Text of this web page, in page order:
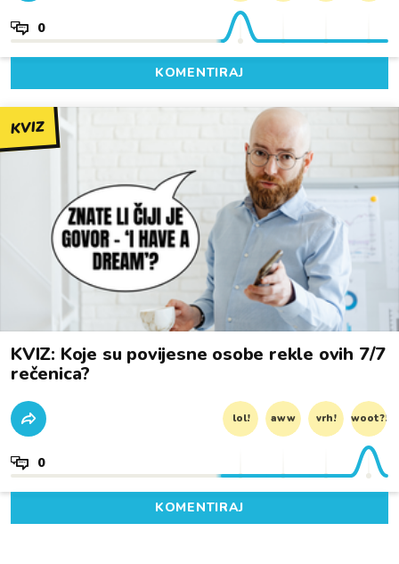
0
KOMENTIRAJ
KVIZ
KVIZ: Koje su povijesne osobe rekle ovih 7/7
rečenica?
lol! aww vrh! woot?!
0
KOMENTIRAJ